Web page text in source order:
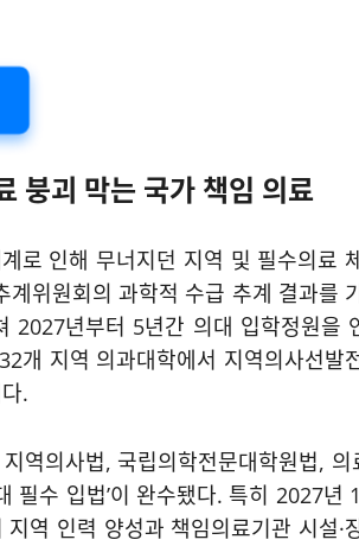
붕괴 막는 국가 책임 의료
로 인해 무너지던 지역 및 필수의료
계위원회의 과학적 수급 추계 결과를
2027년부터 5년간 의대 입학정원을
개 지역 의과대학에서 지역의사선발
.
역의사법, 국립의학전문대학원법, 의
필수 입법’이 완수됐다. 특히 2027년
역 인력 양성과 책임의료기관 시설·